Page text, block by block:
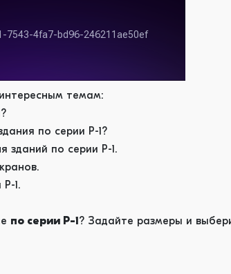
темам:
по серии Р-1?
по серии Р-1.
1.
по серии Р-1 ? Задайте размеры и